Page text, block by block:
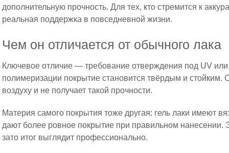
дополнительную прочность. Для тех, кто стремится к
реальная поддержка в повседневной жизни.
Чем он отличается от обычного лака
Ключевое отличие — требование отверждения под UV
полимеризации покрытие становится твёрдым и стойким.
воздуху и не получает такой прочности.
Материя самого покрытия тоже другая: гель лаки имеют
дают более ровное покрытие при правильном нанесении.
зато итог выглядит профессионально.